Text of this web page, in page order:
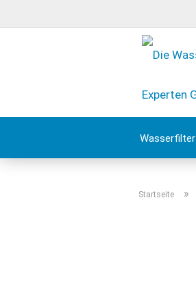
Wasserfilter
Startseite »